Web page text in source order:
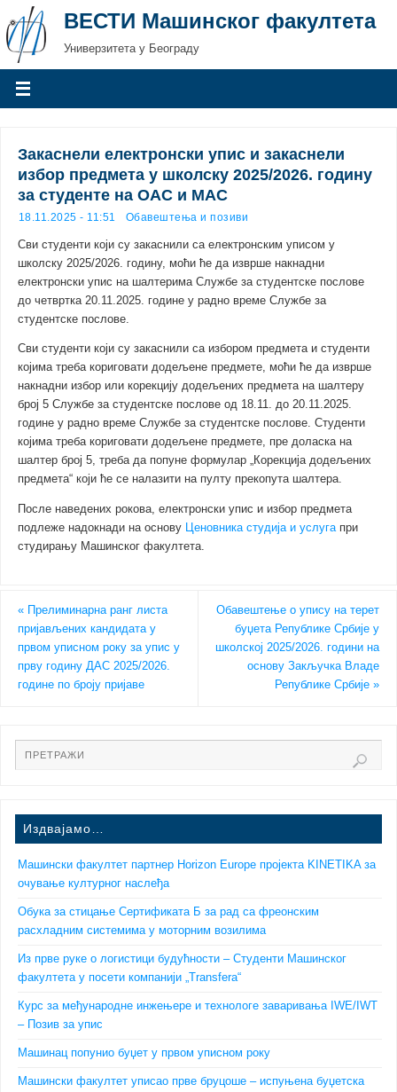
ВЕСТИ Машинског факултета
Универзитета у Београду
Закаснели електронски упис и закаснели
избор предмета у школску 2025/2026. годину
за студенте на ОАС и МАС
18.11.2025 - 11:51 Обавештења и позиви
Сви студенти који су закаснили са електронским уписом у
школску 2025/2026. годину, моћи ће да изврше накнадни
електронски упис на шалтерима Службе за студентске послове
до четвртка 20.11.2025. године у радно време Службе за
студентске послове.
Сви студенти који су закаснили са избором предмета и студенти
којима треба кориговати додељене предмете, моћи ће да изврше
накнадни избор или корекцију додељених предмета на шалтеру
број 5 Службе за студентске послове од 18.11. до 20.11.2025.
године у радно време Службе за студентске послове. Студенти
којима треба кориговати додељене предмете, пре доласка на
шалтер број 5, треба да попуне формулар „Корекција додељених
предмета“ који ће се налазити на пулту прекопута шалтера.
После наведених рокова, електронски упис и избор предмета
подлеже надокнади на основу Ценовника студија и услугапри
студирању Машинског факултета.
«Прелиминарна ранг листа
пријављених кандидата у
првом уписном року за упис у
прву годину ДАС 2025/2026.
године по броју пријаве
Обавештење о упису на терет
буџета Републике Србије у
школској 2025/2026. години на
основу Закључка Владе
Републике Србије»
Издвајамо…
Машински факултет партнер Horizon Europe пројекта KINETIKA за
очување културног наслеђа
Обука за стицање Сертификата Б за рад са фреонским
расхладним системима у моторним возилима
Из прве руке о логистици будућности – Студенти Машинског
факултета у посети компанији „Transfera“
Курс за међународне инжењере и технологе заваривања IWE/IWT
– Позив за упис
Машинац попунио буџет у првом уписном року
Машински факултет уписао прве бруцоше – испуњена буџетска